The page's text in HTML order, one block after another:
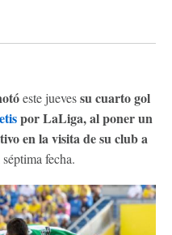
este juevessu cuarto gol
por LaLiga, al poner un
en la visita de su club a
fecha.